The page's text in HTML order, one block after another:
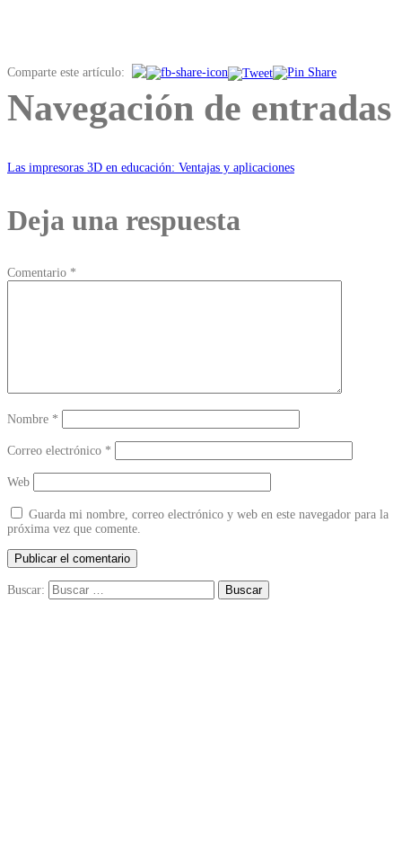
Comparte este artículo:
Navegación de entradas
Las impresoras 3D en educación: Ventajas y aplicaciones
Deja una respuesta
Comentario *
Nombre *
Correo electrónico *
Web
Guarda mi nombre, correo electrónico y web en este navegador para la
próxima vez que comente.
Buscar: